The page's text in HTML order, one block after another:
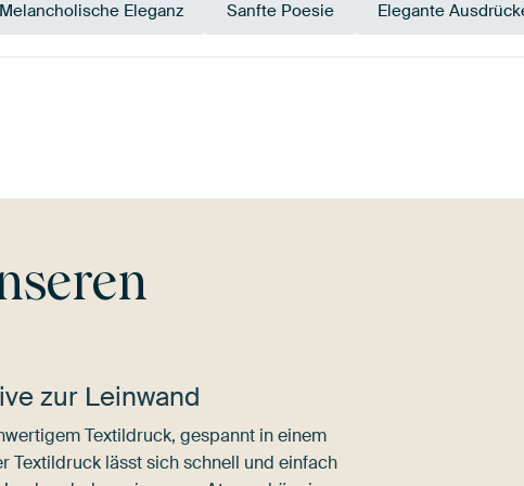
Melancholische Eleganz Sanfte Poesie Elegante
zur Leinwand
Textildruck, gespannt in einem
Textildruck lässt sich schnell und einfach